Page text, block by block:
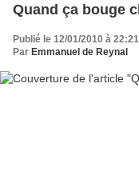
Quand ça bouge
Publié le 12/01/2010 à 22:21
Par Emmanuel de Reynal